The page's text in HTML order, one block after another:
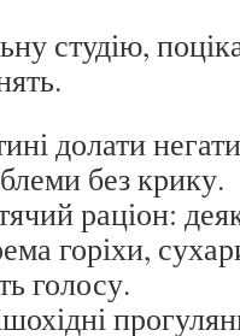
студію,
долати
без крику.
раціон:
горіхи,
голосу.